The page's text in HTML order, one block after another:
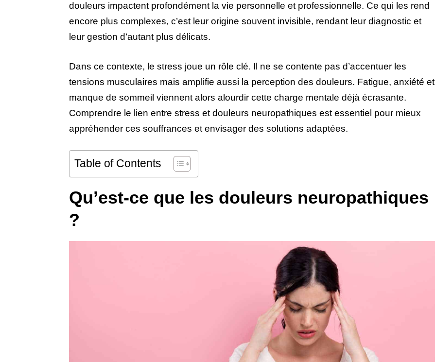
douleurs impactent profondément la vie personnelle et professionnelle. Ce qui les rend
encore plus complexes, c’est leur origine souvent invisible, rendant leur diagnostic et
leur gestion d’autant plus délicats.
Dans ce contexte, le stress joue un rôle clé. Il ne se contente pas d’accentuer les
tensions musculaires mais amplifie aussi la perception des douleurs. Fatigue, anxiété et
manque de sommeil viennent alors alourdir cette charge mentale déjà écrasante.
Comprendre le lien entre stress et douleurs neuropathiques est essentiel pour mieux
appréhender ces souffrances et envisager des solutions adaptées.
Table of Contents
Qu’est-ce que les douleurs neuropathiques
?